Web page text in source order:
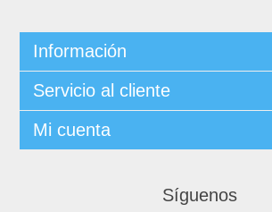
Información
Servicio al cliente
Mi cuenta
Síguenos